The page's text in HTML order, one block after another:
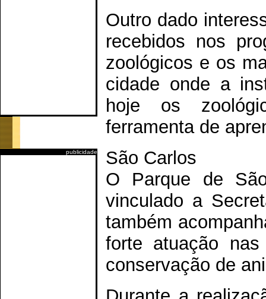
publicidade
Outro dado
recebidos nos
zoológicos e os
cidade onde a
hoje os
ferramenta de
São Carlos
O Parque de
vinculado a
também
forte atuação
conservação de